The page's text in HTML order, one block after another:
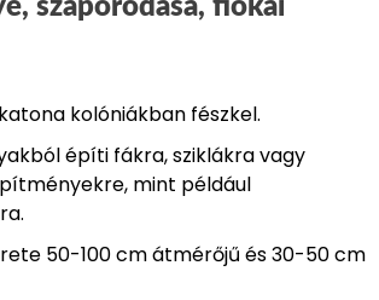
szaporodása, fiókái
kolóniákban fészkel.
építi fákra, sziklákra vagy
mint például
50-100 cm átmérőjű és 30-50 cm